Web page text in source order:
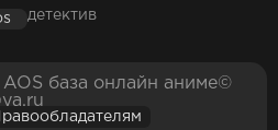
детектив
база онлайн аниме©